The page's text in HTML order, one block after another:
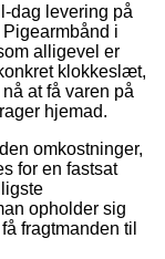
dag levering på
i
alligevel er
klokkeslæt,
at få varen på
hjemad.
omkostninger,
for en fastsat
opholder sig
fragtmanden til